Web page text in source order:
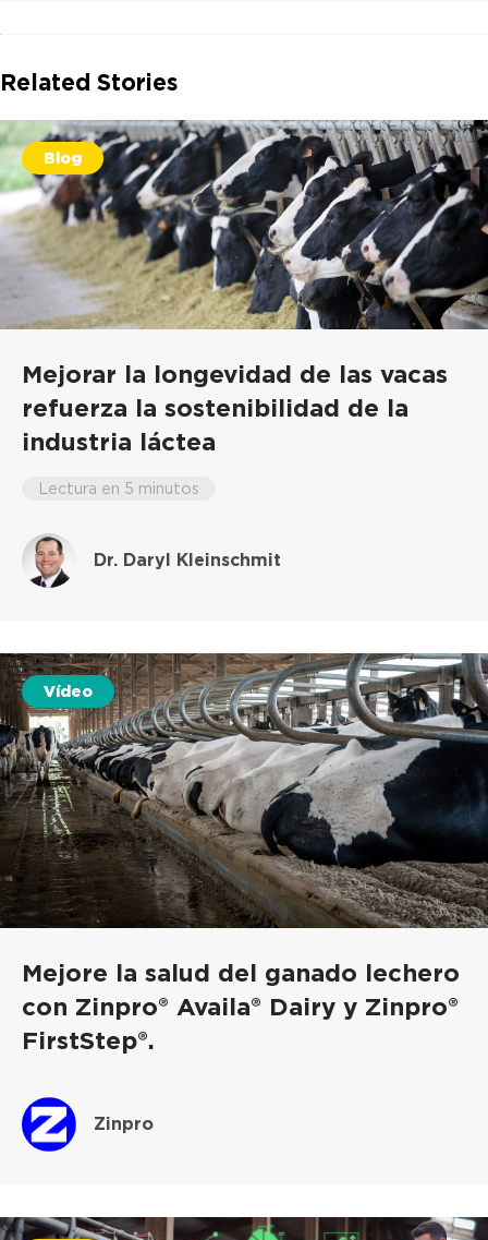
Related Stories
Blog
Mejorar la longevidad de las vacas
refuerza la sostenibilidad de la
industria láctea
Lectura en 5 minutos
Dr. Daryl Kleinschmit
Vídeo
Mejore la salud del ganado lechero
con Zinpro® Availa® Dairy y Zinpro®
FirstStep®.
Zinpro